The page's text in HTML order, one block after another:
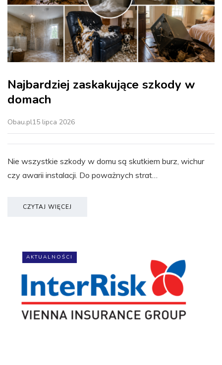
Najbardziej zaskakujące szkody w
domach
Obau.pl15 lipca 2026
Nie wszystkie szkody w domu są skutkiem burz, wichur
czy awarii instalacji. Do poważnych strat…
CZYTAJ WIĘCEJ
AKTUALNOŚCI